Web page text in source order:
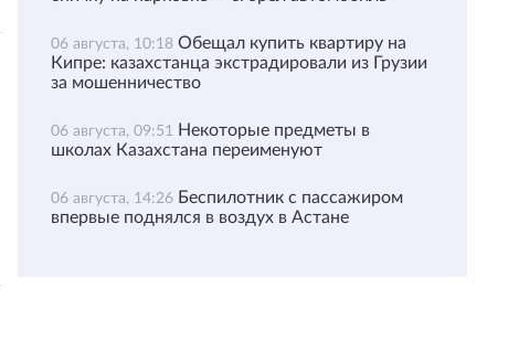
06 августа, 10:18 Обещал купить квартиру на
Кипре: казахстанца экстрадировали из Грузии
за мошенничество
06 августа, 09:51 Некоторые предметы в
школах Казахстана переименуют
06 августа, 14:26 Беспилотник с пассажиром
впервые поднялся в воздух в Астане